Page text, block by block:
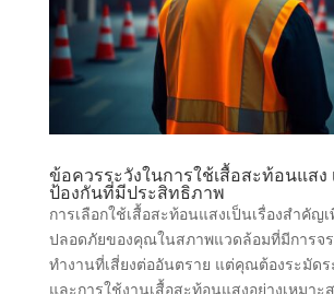
ข้อควรระวังในการใช้เสื้อสะท้อนแสง
ป้องกันที่มีประสิทธิภาพ
การเลือกใช้เสื้อสะท้อนแสงเป็นเรื่องสำคัญ
ปลอดภัยของคุณในสภาพแวดล้อมที่มีการจ
ทำงานที่เสี่ยงต่ออันตราย แต่คุณต้องระมัดร
และการใช้งานเสื้อสะท้อนแสงอย่างเหมาะส